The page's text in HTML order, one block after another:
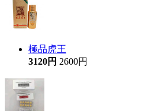
極品虎王
3120円 2600円